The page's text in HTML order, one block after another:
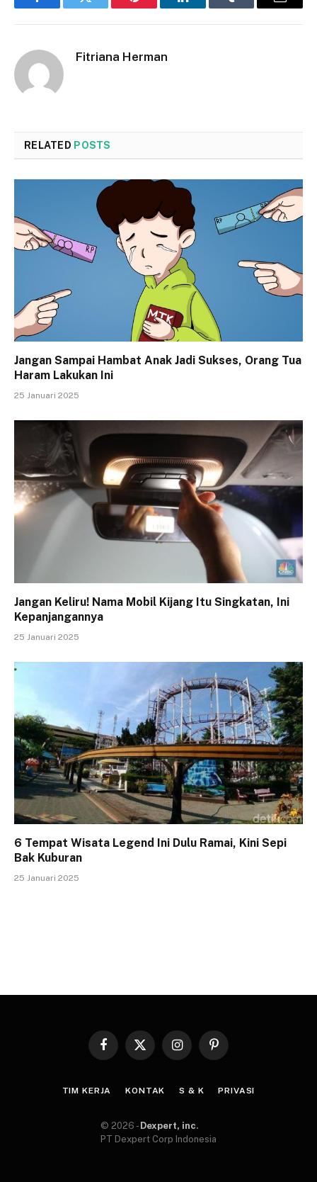
FacebookTwitter Pinterest LinkedInTumblr Email
Fitriana Herman
RELATED POSTS
Jangan Sampai Hambat Anak Jadi Sukses, Orang Tua
Haram Lakukan Ini
25 Januari 2025
Jangan Keliru! Nama Mobil Kijang Itu Singkatan, Ini
Kepanjangannya
25 Januari 2025
6 Tempat Wisata Legend Ini Dulu Ramai, Kini Sepi
Bak Kuburan
25 Januari 2025
Facebook
X
InstagramPinterest
TIM KERJA KONTAK S & K PRIVASI
© 2026 - Dexpert, inc.
PT Dexpert Corp Indonesia